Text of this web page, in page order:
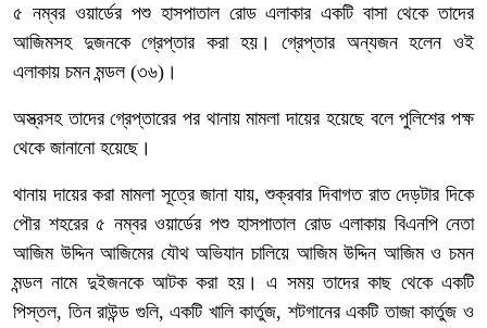
৫ নম্বর ওয়ার্ডের পশু হাসপাতাল রোড এলাকার একটি বাসা থেকে তাদের
আজিমসহ দুজনকে গ্রেপ্তার করা হয়। গ্রেপ্তার অন্যজন হলেন ওই
এলাকায় চমন মন্ডল (৩৬)।
অস্ত্রসহ তাদের গ্রেপ্তারের পর থানায় মামলা দায়ের হয়েছে বলে পুলিশের পক্ষ
থেকে জানানো হয়েছে।
থানায় দায়ের করা মামলা সূত্রে জানা যায়, শুক্রবার দিবাগত রাত দেড়টার দিকে
পৌর শহরের ৫ নম্বর ওয়ার্ডের পশু হাসপাতাল রোড এলাকায় বিএনপি নেতা
আজিম উদ্দিন আজিমের যৌথ অভিযান চালিয়ে আজিম উদ্দিন আজিম ও চমন
মন্ডল নামে দুইজনকে আটক করা হয়। এ সময় তাদের কাছ থেকে একটি
পিস্তল, তিন রাউন্ড গুলি, একটি খালি কার্তুজ, শটগানের একটি তাজা কার্তুজ ও